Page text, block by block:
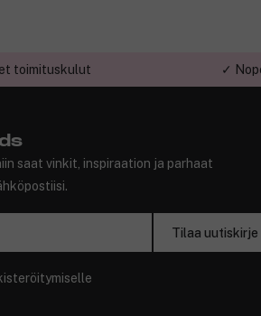
toimituskulut ✓
saat vinkit, inspiraation ja parhaat
Tilaa uutiskirje